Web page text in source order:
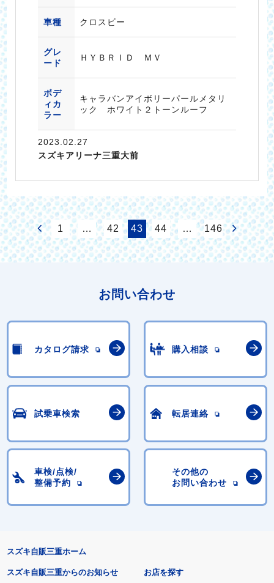
車種 クロスビー
グレ
ード
ＨＹＢＲＩＤ ＭＶ
ボデ
ィカ
ラー
キャラバンアイボリーパールメタリ
ック ホワイト２トーンルーフ
2023.02.27
スズキアリーナ三重大前
1 … 42 43 44 … 146
お問い合わせ
カタログ請求 購入相談
試乗車検索 転居連絡
車検/点検/
整備予約
その他の
お問い合わせ
スズキ自販三重ホーム
スズキ自販三重からのお知らせ お店を探す